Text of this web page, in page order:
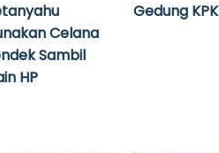
Celana
Sambil
HP
Gedung KPK